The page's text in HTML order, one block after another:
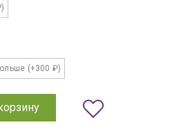
(+300 ₽)